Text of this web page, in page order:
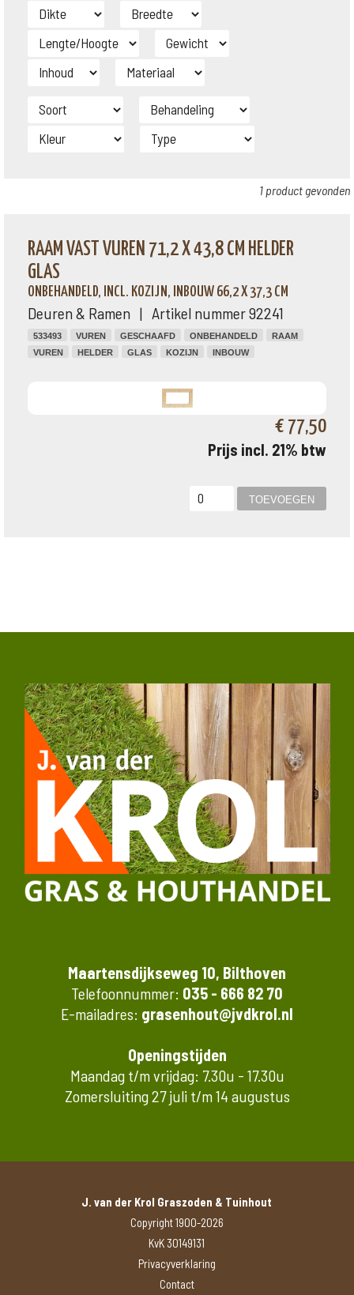
1 product gevonden
RAAM VAST VUREN 71,2 X 43,8 CM HELDER
GLAS
ONBEHANDELD, INCL. KOZIJN, INBOUW 66,2 X 37,3 CM
Deuren & Ramen | Artikel nummer 92241
533493 VUREN GESCHAAFD ONBEHANDELD
RAAM
VUREN
HELDER GLAS KOZIJN INBOUW
€ 77,50
Prijs incl. 21% btw
Maartensdijkseweg 10, Bilthoven
Telefoonnummer: 035 - 666 82 70
E-mailadres: grasenhout@jvdkrol.nl
Openingstijden
Maandag t/m vrijdag: 7.30u - 17.30u
Zomersluiting 27 juli t/m 14 augustus
J. van der Krol Graszoden & Tuinhout
Copyright 1900-2026
KvK 30149131
Privacyverklaring
Contact